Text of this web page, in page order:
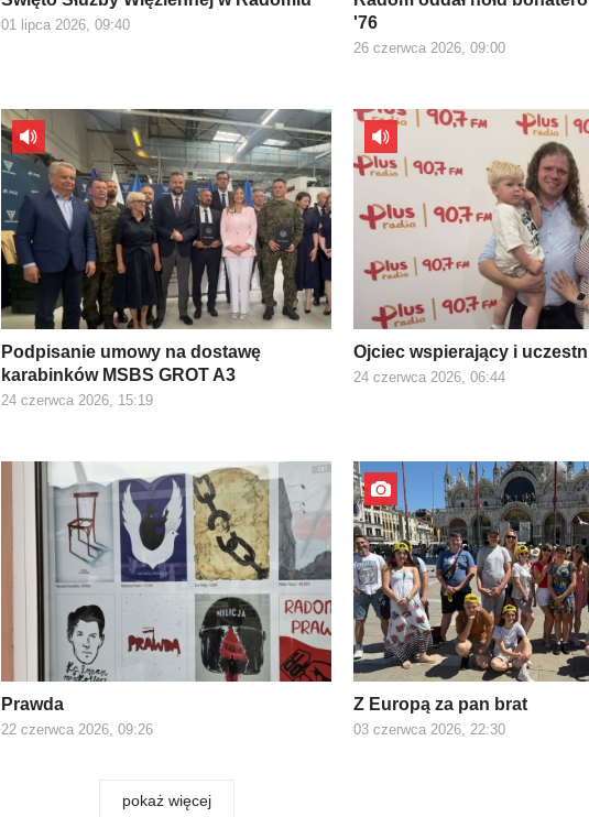
01 lipca 2026, 09:40
'76
26 czerwca 2026, 09:00
Podpisanie umowy na dostawę
karabinków MSBS GROT A3
24 czerwca 2026, 15:19
Ojciec wspierający i
24 czerwca 2026, 06:44
Prawda
22 czerwca 2026, 09:26
Z Europą za pan brat
03 czerwca 2026, 22:30
pokaż więcej